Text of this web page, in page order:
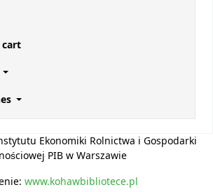
Ekonomiki Rolnictwa i Gospodarki
PIB w Warszawie
www.kohawbibliotece.pl